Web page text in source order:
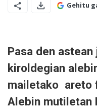
Gehitu
Pasa den astean
kiroldegian
mailetako areto
Alebin mutiletan